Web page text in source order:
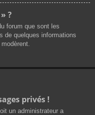
?
forum que sont les
de quelques informations
privés !
un administrateur a